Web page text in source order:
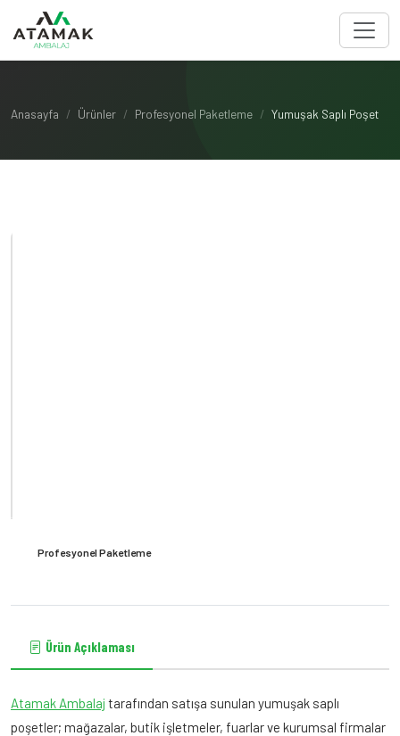
Anasayfa Ürünler Profesyonel Paketleme Yumuşak Saplı Poşet
Profesyonel Paketleme
konforlu taşıma özelliğiyle mağaza ve kurumsal kullanımlar
için tercih edilen ambalaj çözümleridir. Estetik tasarımı
sayesinde ürün sunumuna profesyonel bir görünüm
kazandırır.
Ürün Açıklaması
Atamak Ambalaj tarafından satışa sunulan yumuşak saplı
poşetler; mağazalar, butik işletmeler, fuarlar ve kurumsal firmalar